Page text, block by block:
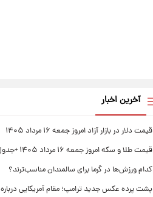
آخرین اخبار
قیمت دلار در بازار آزاد امروز جمعه ۱۶ مرداد ۱۴۰۵
قیمت طلا و سکه امروز جمعه ۱۶ مرداد ۱۴۰۵ +جدول
کدام ورزش‌ها در گرما برای سالمندان مناسب‌ترند؟
پشت پرده عکس جدید ترامپ؛ مقام آمریکایی درباره